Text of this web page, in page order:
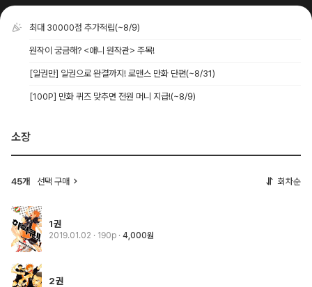
최대 30000점 추가적립(~8/9)
원작이 궁금해? <애니 원작관> 주목!
[일권만] 일권으로 완결까지! 로맨스 만화 단편(~8/31)
[100P] 만화 퀴즈 맞추면 전원 머니 지급!(~8/9)
소장
45개 선택 구매 회차순
1권
2019.01.02 · 190p 4,000원
2권